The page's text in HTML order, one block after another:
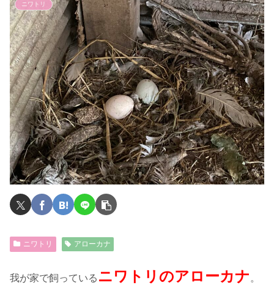
ニワトリ
ニワトリ アローカナ
我が家で飼っている ニワトリのアローカナ 。